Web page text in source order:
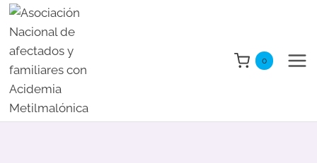
Saltar
contenido
0